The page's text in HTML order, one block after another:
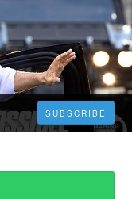
SUBSCRIBE